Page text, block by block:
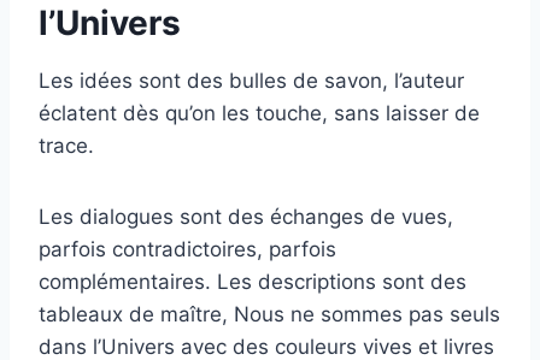
l’Univers
Les idées sont des bulles de savon, l’auteur
éclatent dès qu’on les touche, sans laisser de
trace.
Les dialogues sont des échanges de vues,
parfois contradictoires, parfois
complémentaires. Les descriptions sont des
tableaux de maître, Nous ne sommes pas seuls
dans l’Univers avec des couleurs vives et livres